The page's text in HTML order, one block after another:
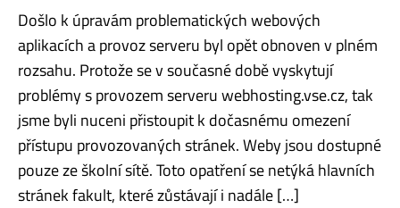
Došlo k úpravám problematických webových
aplikacích a provoz serveru byl opět obnoven v plném
rozsahu. Protože se v současné době vyskytují
problémy s provozem serveru webhosting.vse.cz, tak
jsme byli nuceni přistoupit k dočasnému omezení
přístupu provozovaných stránek. Weby jsou dostupné
pouze ze školní sítě. Toto opatření se netýká hlavních
stránek fakult, které zůstávají i nadále […]